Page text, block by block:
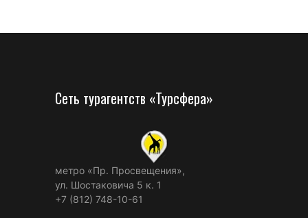
Сеть турагентств «Турсфера»
метро «Пр. Просвещения»,
ул. Шостаковича 5 к. 1
+7 (812) 748-10-61